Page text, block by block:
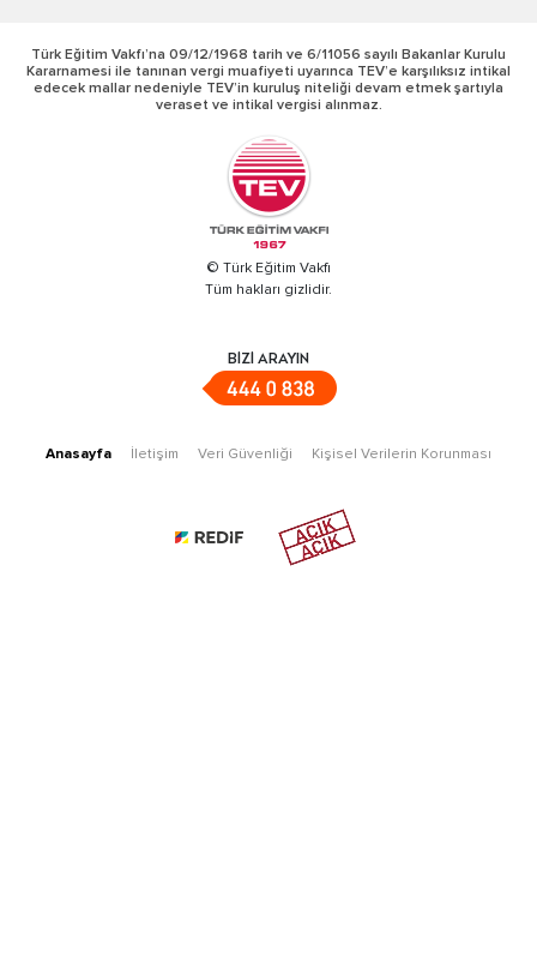
Türk Eğitim Vakfı’na 09/12/1968 tarih ve 6/11056 sayılı Bakanlar Kurulu
Kararnamesi ile tanınan vergi muafiyeti uyarınca TEV’e karşılıksız intikal
edecek mallar nedeniyle TEV’in kuruluş niteliği devam etmek şartıyla
veraset ve intikal vergisi alınmaz.
© Türk Eğitim Vakfı
Tüm hakları gizlidir.
BİZİ ARAYIN
Anasayfa İletişim Veri Güvenliği Kişisel Verilerin Korunması